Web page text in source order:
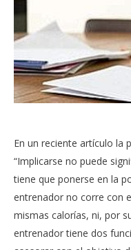
En un reciente artículo la
“Implicarse no puede
tiene que ponerse en la
entrenador no corre con
mismas calorías, ni, por
entrenador tiene dos